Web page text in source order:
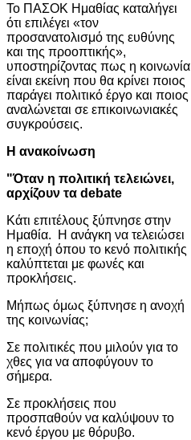
Το ΠΑΣΟΚ Ημαθίας καταλήγει
ότι επιλέγει «τον
προσανατολισμό της ευθύνης
και της προοπτικής»,
υποστηρίζοντας πως η κοινωνία
είναι εκείνη που θα κρίνει ποιος
παράγει πολιτικό έργο και ποιος
αναλώνεται σε επικοινωνιακές
συγκρούσεις.
Η ανακοίνωση
"Όταν η πολιτική τελειώνει,
αρχίζουν τα debate
Κάτι επιτέλους ξύπνησε στην
Ημαθία. Η ανάγκη να τελειώσει
η εποχή όπου το κενό πολιτικής
καλύπτεται με φωνές και
προκλήσεις.
Μήπως όμως ξύπνησε η ανοχή
της κοινωνίας;
Σε πολιτικές που μιλούν για το
χθες για να αποφύγουν το
σήμερα.
Σε προκλήσεις που
προσπαθούν να καλύψουν το
κενό έργου με θόρυβο.